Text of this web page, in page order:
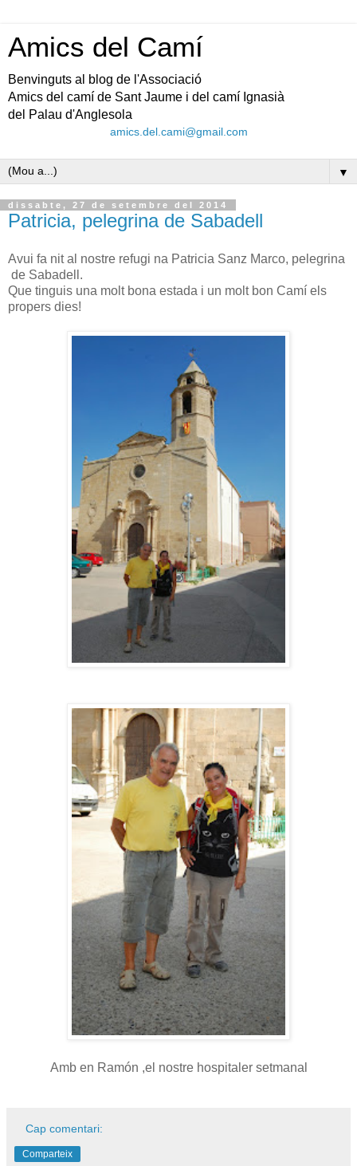
Amics del Camí
Benvinguts al blog de l'Associació
Amics del camí de Sant Jaume i del camí Ignasià
del Palau d'Anglesola
amics.del.cami@gmail.com
▼
dissabte, 27 de setembre del 2014
Patricia, pelegrina de Sabadell
Avui fa nit al nostre refugi na Patricia Sanz Marco, pelegrina
de Sabadell.
Que tinguis una molt bona estada i un molt bon Camí els
propers dies!
Amb en Ramón ,el nostre hospitaler setmanal
Cap comentari:
Comparteix